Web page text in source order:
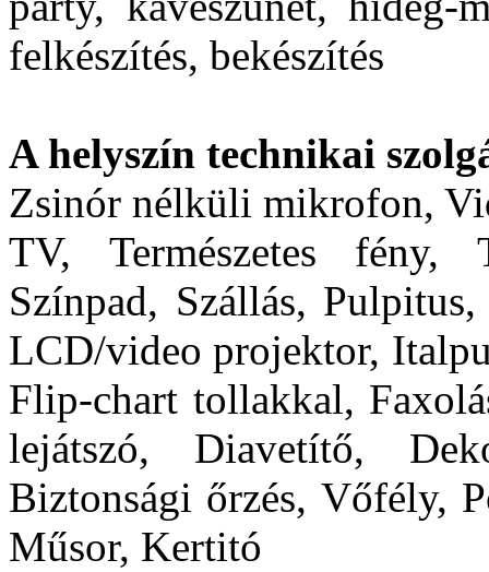
felkészítés, bekészítés
A helyszín technikai
Zsinór nélküli mikrofon,
TV, Természetes fény,
Színpad, Szállás,
LCD/video projektor,
Flip-chart tollakkal,
lejátszó, Diavetítő,
Biztonsági őrzés, Vőfély,
Műsor, Kertitó